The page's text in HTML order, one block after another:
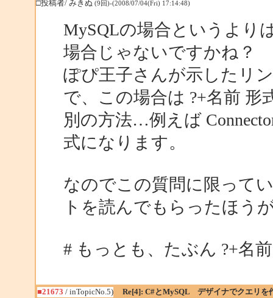
□投稿者/ みきぬ (9回)-(2008/07/04(Fri) 17:14:48)
MySQLの場合というより
場合じゃないですかね？
ぽぴ王子さんが示したリ
で、この場合は ?+名前 形
別の方法…例えば
式になります。
なのでこの質問に限って
トを読んでもらったほう
# もっとも、たぶん ?+名
■21673 / inTopicNo.5) Re[4]: C#とMySQL デザイナでクエリを